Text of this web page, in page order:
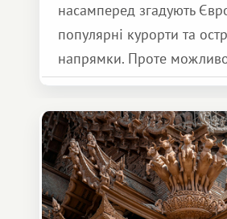
насамперед згадують
популярні курорти та
напрямки. Проте
обмінної системи
Серед них є і Африка –
який здатний подарувати
інший формат подорожі.